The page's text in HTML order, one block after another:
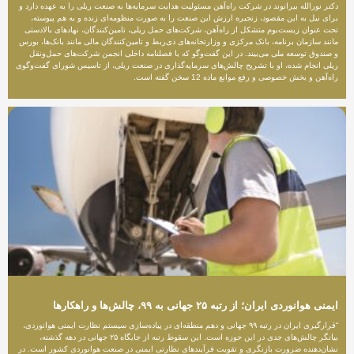
دکتر نورالله بیرانوند در شرکت راه‌آهن مسئولیت هدایت سرمایه‌ها به صنعت ریلی را به عهده دارد و
برای نیل به این مقصود، زنجیره ارزش این صنعت را به صورت منظومه‌ای زنده و به هم پیوسته،
تحت عنوان زیست‌بوم متشکل از راه‌آهن، شرکت‌های حمل ریلی، تامین‌کنندگان، نهادهای بالادستی
مانند سازمان برنامه، بانک مرکزی و وزارتخانه‌های ذی‌ربط و تامین‌کنندگان مالی مانند بانک‌ها، بورس
و صندوق توسعه ملی می‌بیند. در این گفت‌وگو که با فصلنامه داخلی انجمن شرکت‌های حمل‌ونقل
ریلی انجام شده، او با تشریح چالش‌های سرمایه‌گذاری در صنعت ریلی، از تاسیس شورای گفت‌وگوی
راه‌آهن و بخش خصوصی و رفع موانع ماده 12 سخن گفته است.
ایمنی هوانوردی ایران؛ از رتبه ۲۵ جهانی به ۹۹، چالش‌ها و راهکارها
“قرارگیری ایران در رتبه ۹۹ جهانی و دهم منطقه‌ای در پیاده‌سازی سیستم نظارت ایمنی هوانوردی،
بیانگر چالش‌های جدی در این حوزه است. این سقوط رتبه از جایگاه ۲۵ جهانی در دهه گذشته،
نشان‌دهنده ضرورت بازنگری و تقویت فرآیندهای نظارتی ایمنی در صنعت هوانوردی کشور است. در